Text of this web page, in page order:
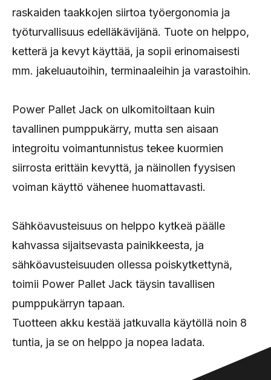
raskaiden taakkojen siirtoa työergonomia ja
työturvallisuus edelläkävijänä. Tuote on helppo,
ketterä ja kevyt käyttää, ja sopii erinomaisesti
mm. jakeluautoihin, terminaaleihin ja varastoihin.
Power Pallet Jack on ulkomitoiltaan kuin
tavallinen pumppukärry, mutta sen aisaan
integroitu voimantunnistus tekee kuormien
siirrosta erittäin kevyttä, ja näinollen fyysisen
voiman käyttö vähenee huomattavasti.
Sähköavusteisuus on helppo kytkeä päälle
kahvassa sijaitsevasta painikkeesta, ja
sähköavusteisuuden ollessa poiskytkettynä,
toimii Power Pallet Jack täysin tavallisen
pumppukärryn tapaan.
Tuotteen akku kestää jatkuvalla käytöllä noin 8
tuntia, ja se on helppo ja nopea ladata.